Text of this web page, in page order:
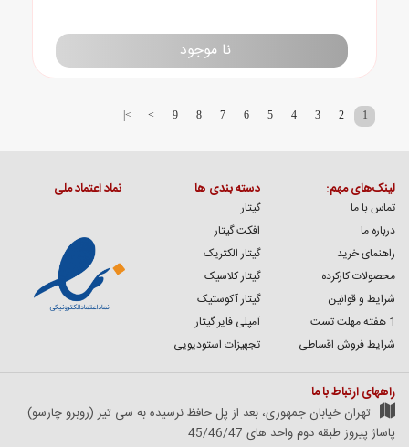
نا موجود
1
2
3
4
5
6
7
8
9
>
>|
لینک‌های مهم:
تماس با ما
درباره ما
راهنمای خرید
محصولات کارکرده
شرایط و قوانین
1 هفته مهلت تست
شرایط فروش اقساطی
دسته بندی ها
گیتار
افکت گیتار
گیتار الکتریک
گیتار کلاسیک
گیتار آکوستیک
آمپلی فایر گیتار
تجهیزات استودیویی
نماد اعتماد ملی
راههای ارتباط با ما
تهران خیابان جمهوری، بعد از پل حافظ نرسیده به سی تیر (روبرو چارسو)
پاساژ پیروز طبقه دوم واحد های 45/46/47